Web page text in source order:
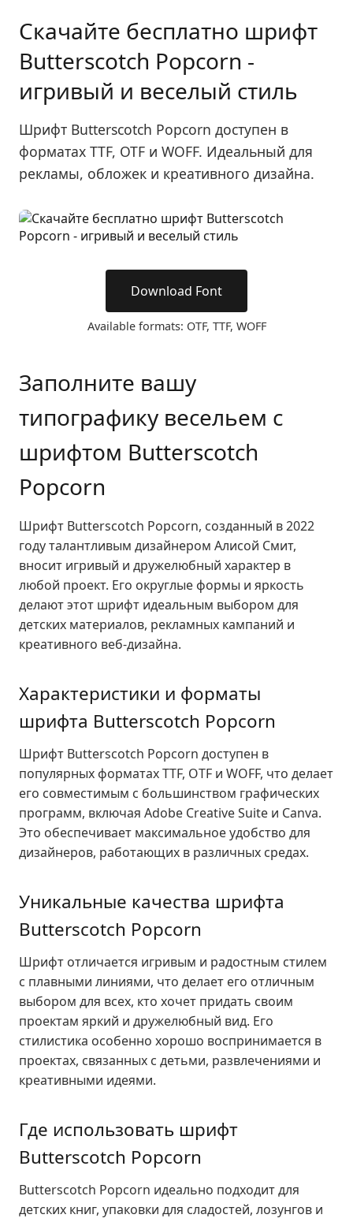
Скачайте бесплатно шрифт
Butterscotch Popcorn -
игривый и веселый стиль
Шрифт Butterscotch Popcorn доступен в
форматах TTF, OTF и WOFF. Идеальный для
рекламы, обложек и креативного дизайна.
Download Font
Available formats: OTF, TTF, WOFF
Заполните вашу
типографику весельем с
шрифтом Butterscotch
Popcorn
Шрифт Butterscotch Popcorn, созданный в 2022
году талантливым дизайнером Алисой Смит,
вносит игривый и дружелюбный характер в
любой проект. Его округлые формы и яркость
делают этот шрифт идеальным выбором для
детских материалов, рекламных кампаний и
креативного веб-дизайна.
Характеристики и форматы
шрифта Butterscotch Popcorn
Шрифт Butterscotch Popcorn доступен в
популярных форматах TTF, OTF и WOFF, что делает
его совместимым с большинством графических
программ, включая Adobe Creative Suite и Canva.
Это обеспечивает максимальное удобство для
дизайнеров, работающих в различных средах.
Уникальные качества шрифта
Butterscotch Popcorn
Шрифт отличается игривым и радостным стилем
с плавными линиями, что делает его отличным
выбором для всех, кто хочет придать своим
проектам яркий и дружелюбный вид. Его
стилистика особенно хорошо воспринимается в
проектах, связанных с детьми, развлечениями и
креативными идеями.
Где использовать шрифт
Butterscotch Popcorn
Butterscotch Popcorn идеально подходит для
детских книг, упаковки для сладостей, лозунгов и